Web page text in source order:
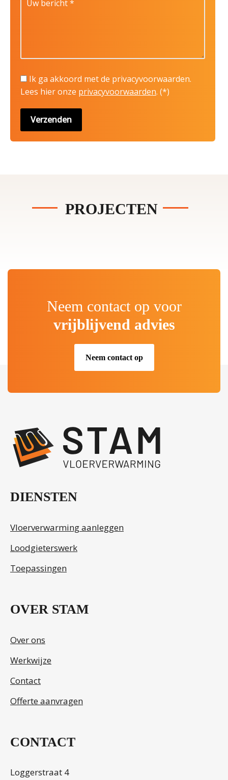
Ik ga akkoord met de privacyvoorwaarden.
Lees hier onze privacyvoorwaarden. (*)
PROJECTEN
Neem contact op voor
vrijblijvend advies
Neem contact op
DIENSTEN
Vloerverwarming aanleggen
Loodgieterswerk
Toepassingen
OVER STAM
Over ons
Werkwijze
Contact
Offerte aanvragen
CONTACT
Loggerstraat 4